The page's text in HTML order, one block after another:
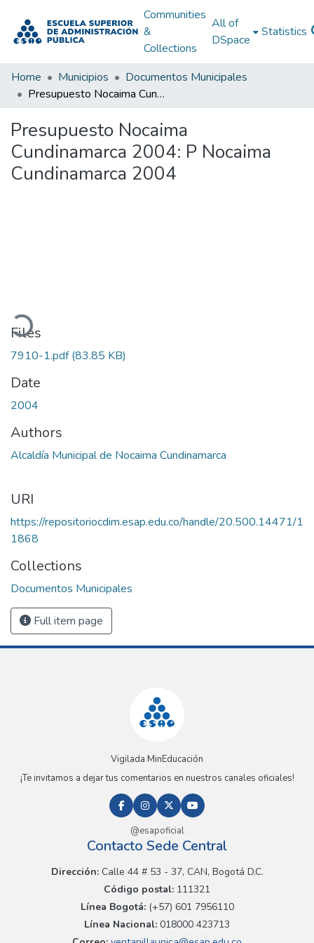
Communities
&
Collections
All of
DSpace
Statistics
Home Municipios
Documentos Municipales
Presupuesto Nocaima Cundinamarca 2004: P Nocaima Cundinamarca 2004
Presupuesto Nocaima
Cundinamarca 2004: P Nocaima
Cundinamarca 2004
Files
7910-1.pdf(83.85 KB)
Date
2004
Authors
Alcaldía Municipal de Nocaima Cundinamarca
URI
https://repositoriocdim.esap.edu.co/handle/20.500.14471/1
1868
Collections
Documentos Municipales
Full item page
Vigilada MinEducación
¡Te invitamos a dejar tus comentarios en nuestros canales oficiales!
@esapoficial
Contacto Sede Central
Dirección:Calle 44 # 53 - 37, CAN, Bogotá D.C.
Código postal: 111321
Línea Bogotá:(+57) 601 7956110
Línea Nacional: 018000 423713